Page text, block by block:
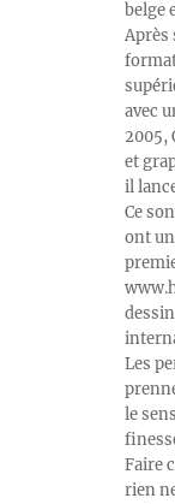
belge
Après
avec
2005,
et
il
Ce
ont
Les
le
Faire
rien